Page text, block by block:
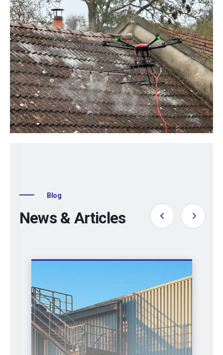
Blog
News & Articles